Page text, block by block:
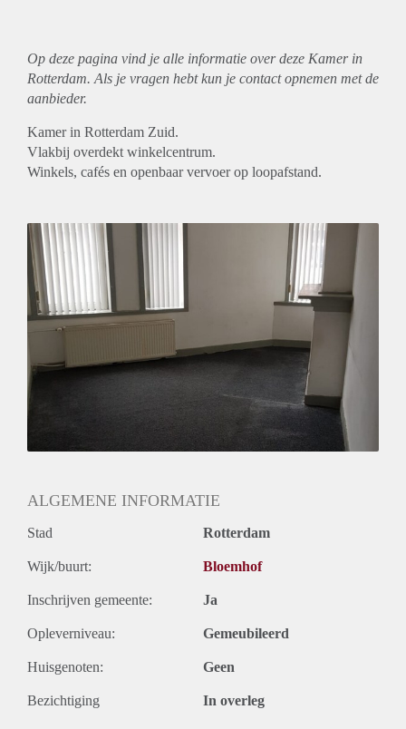
Op deze pagina vind je alle informatie over deze Kamer in
Rotterdam. Als je vragen hebt kun je contact opnemen met de
aanbieder.
Kamer in Rotterdam Zuid.
Vlakbij overdekt winkelcentrum.
Winkels, cafés en openbaar vervoer op loopafstand.
ALGEMENE INFORMATIE
Stad Rotterdam
Wijk/buurt: Bloemhof
Inschrijven gemeente: Ja
Opleverniveau: Gemeubileerd
Huisgenoten: Geen
Bezichtiging In overleg